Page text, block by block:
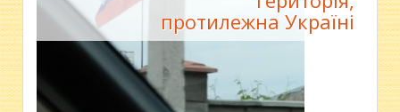
протилежна Україні